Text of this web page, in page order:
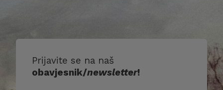
Prijavite se na naš
obavjesnik/newsletter!